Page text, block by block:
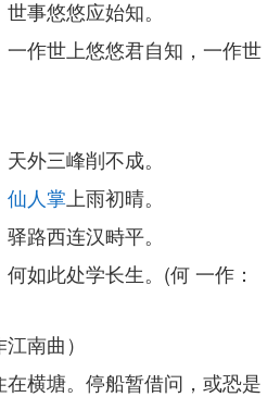
事悠悠应始知。
作世上悠悠君自知，一作世
外三峰削不成。
仙人掌 上雨初晴。
路西连汉畤平。
如此处学长生。(何 一作：
江南曲）
横塘。停船暂借问，或恐是